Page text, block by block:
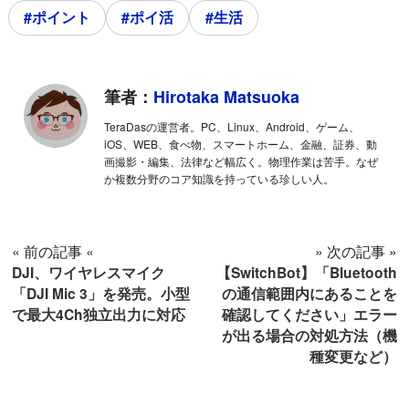
#ポイント
#ポイ活 #生活
筆者： Hirotaka Matsuoka
TeraDasの運営者。PC、Linux、Android、ゲーム、
iOS、WEB、食べ物、スマートホーム、金融、証券、動
画撮影・編集、法律など幅広く。物理作業は苦手。なぜ
か複数分野のコア知識を持っている珍しい人。
« 前の記事 «
DJI、ワイヤレスマイク
「DJI Mic 3」を発売。小型
で最大4Ch独立出力に対応
» 次の記事 »
【SwitchBot】「Bluetooth
の通信範囲内にあることを
確認してください」エラー
が出る場合の対処方法（機
種変更など）